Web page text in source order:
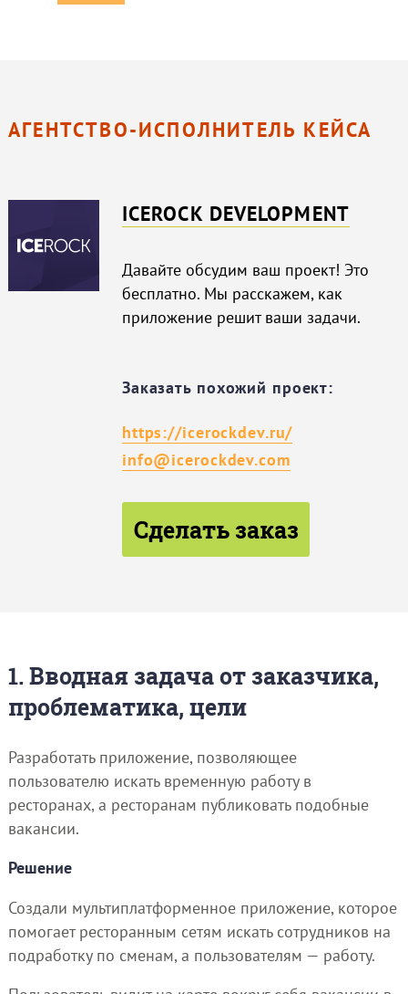
АГЕНТСТВО-ИСПОЛНИТЕЛЬ КЕЙСА
ICEROCK DEVELOPMENT
Давайте обсудим ваш проект! Это
бесплатно. Мы расскажем, как
приложение решит ваши задачи.
Заказать похожий проект:
https://icerockdev.ru/
info@icerockdev.com
Сделать заказ
1. Вводная задача от заказчика,
проблематика, цели
Разработать приложение, позволяющее
пользователю искать временную работу в
ресторанах, а ресторанам публиковать подобные
вакансии.
Решение
Создали мультиплатформенное приложение, которое
помогает ресторанным сетям искать сотрудников на
подработку по сменам, а пользователям — работу.